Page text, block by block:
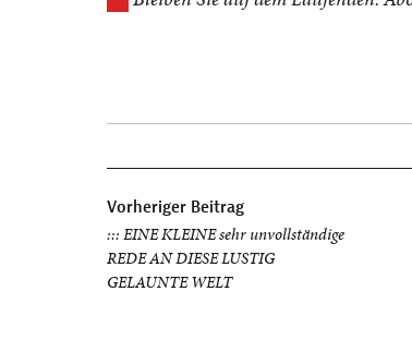
Vorheriger Beitrag
::: EINE KLEINE sehr unvollständige
REDE AN DIESE LUSTIG
GELAUNTE WELT